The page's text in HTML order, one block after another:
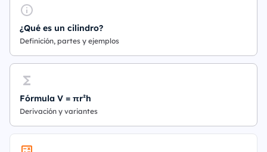
¿Qué es un cilindro?
Definición, partes y ejemplos
Fórmula V = πr²h
Derivación y variantes